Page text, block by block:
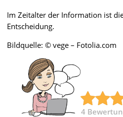
Im Zeitalter der Information ist
Entscheidung.
Bildquelle: © vege – Fotolia.com
4